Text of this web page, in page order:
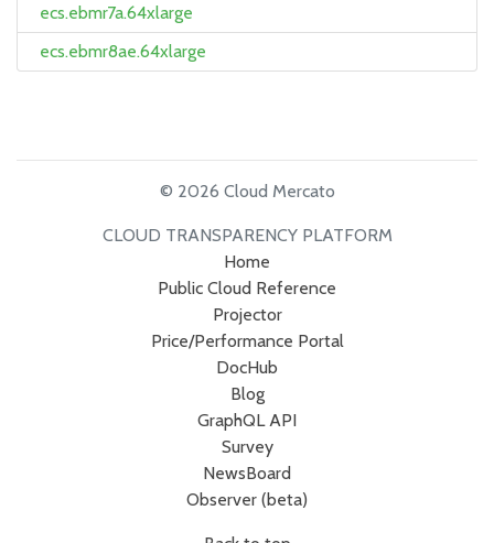
ecs.ebmr7a.64xlarge
ecs.ebmr8ae.64xlarge
© 2026 Cloud Mercato
CLOUD TRANSPARENCY PLATFORM
Home
Public Cloud Reference
Projector
Price/Performance Portal
DocHub
Blog
GraphQL API
Survey
NewsBoard
Observer (beta)